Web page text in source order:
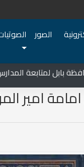
الصور
بابل لمتابعة
امير